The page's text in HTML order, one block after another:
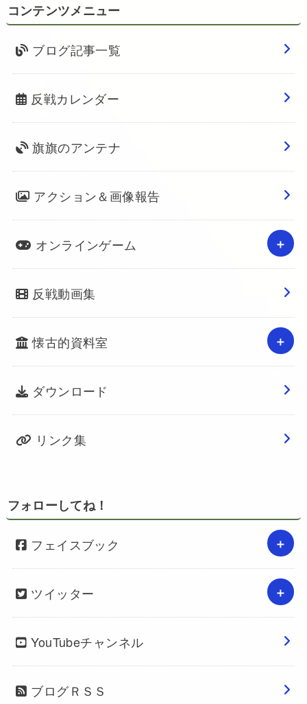
コンテンツメニュー
ブログ記事一覧
反戦カレンダー
旗旗のアンテナ
アクション＆画像報告
オンラインゲーム
反戦動画集
懐古的資料室
ダウンロード
リンク集
フォローしてね！
フェイスブック
ツイッター
YouTubeチャンネル
ブログＲＳＳ